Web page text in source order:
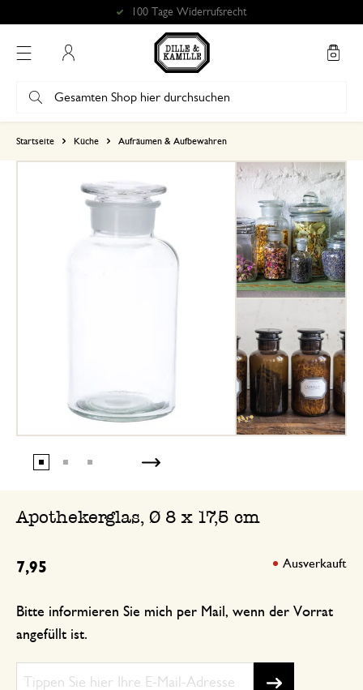
100 Tage Widerrufsrecht
Startseite Küche Aufräumen & Aufbewahren
Apothekerglas, Ø 8 x 17,5 cm
7,95
Bitte informieren Sie mich per Mail, wenn der Vorrat
angefüllt ist.
Ausverkauft